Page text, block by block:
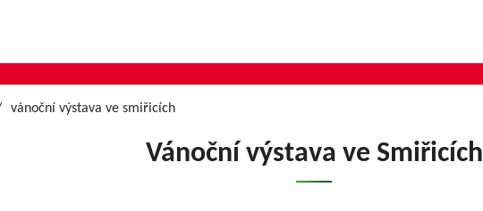
vánoční výstava ve smiřicích
Vánoční výstava ve Smiřicích